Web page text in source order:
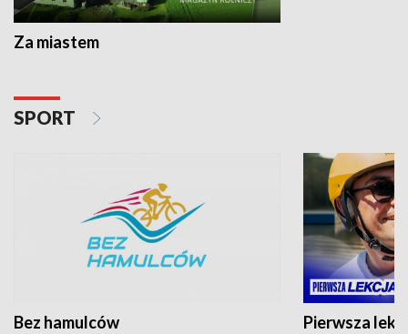
Za miastem
SPORT
Bez hamulców Pierwsza